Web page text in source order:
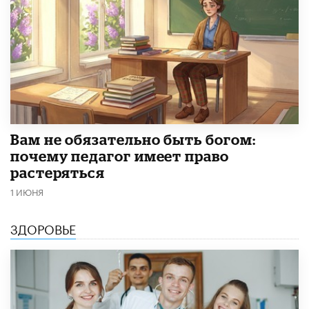
​Вам не обязательно быть богом:
почему педагог имеет право
растеряться
1 ИЮНЯ
ЗДОРОВЬЕ